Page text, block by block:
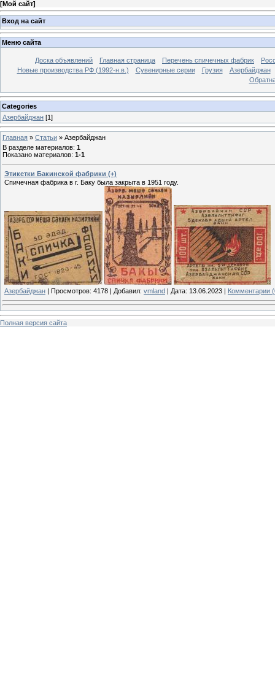
[Мой сайт]
Вход на сайт
Меню сайта
Доска объявлений Главная страница Перечень спичечных фабрик
Новые производства РФ (1992-н.в.)
Сувенирные серии Грузия
Азербайджан
Categories
Азербайджан [1]
Главная » Статьи » Азербайджан
В разделе материалов: 1
Показано материалов: 1-1
Этикетки Бакинской фабрики (+)
Спичечная фабрика в г. Баку была закрыта в 1951 году.
Азербайджан Просмотров: 4178 Добавил: vmland Дата: 13.06.2023 Комментарии
Полная версия сайта